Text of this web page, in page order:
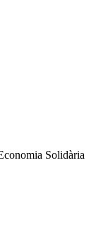
Solidària